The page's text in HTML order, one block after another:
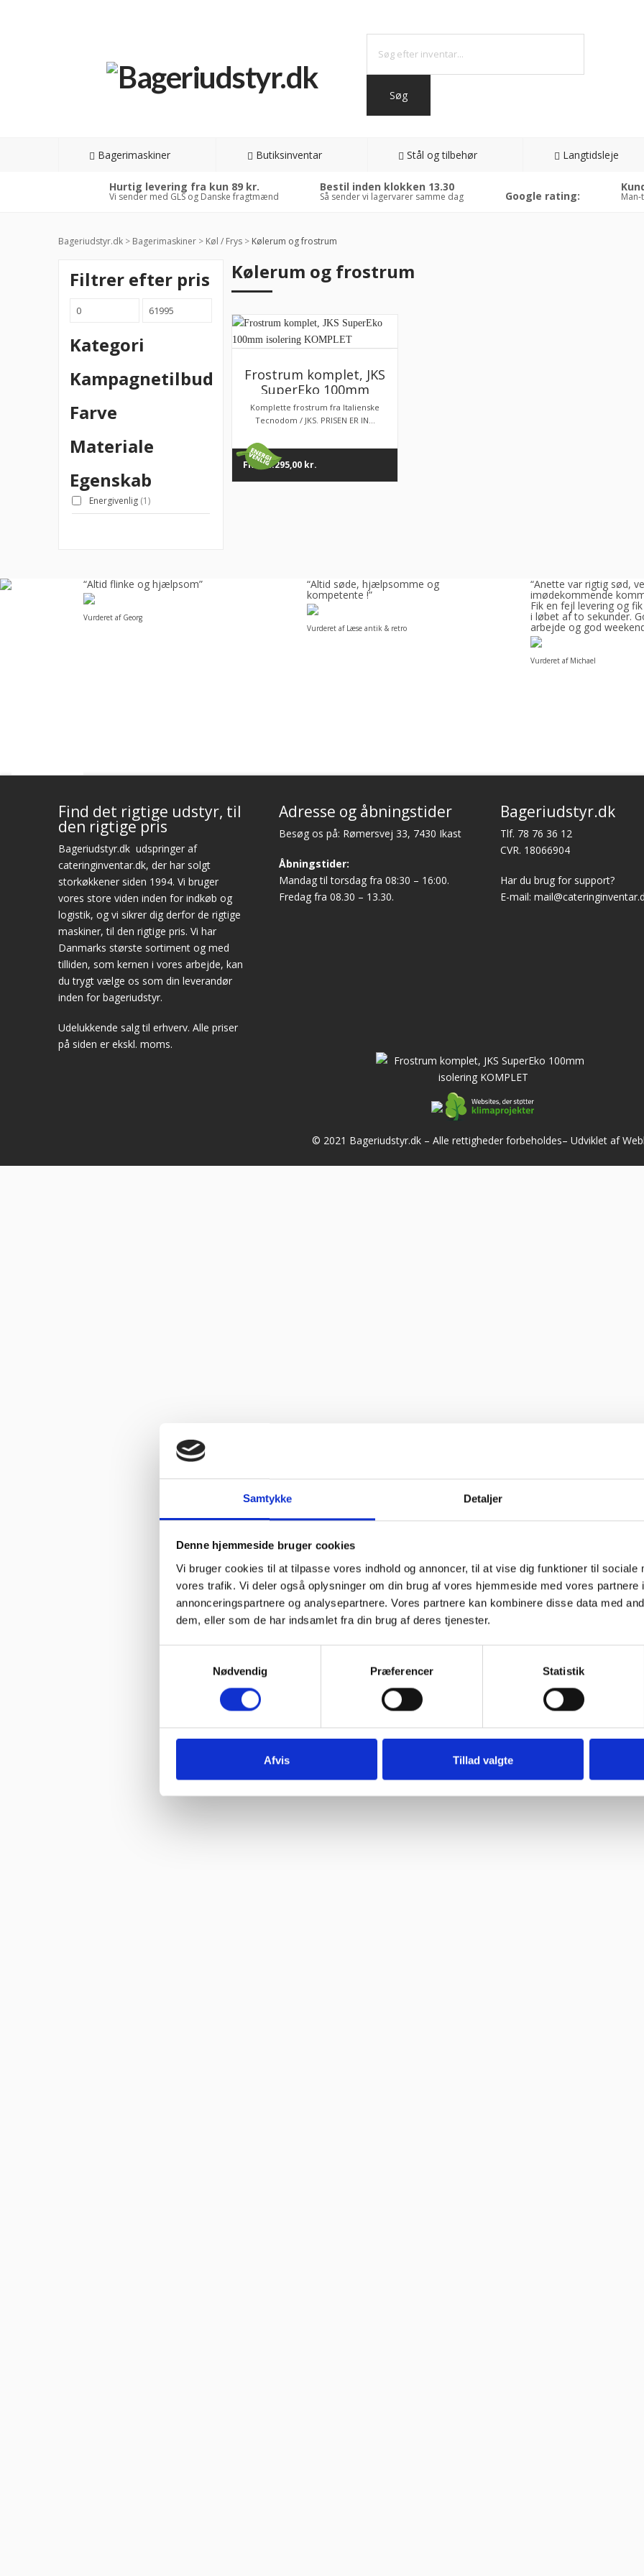
Samtykke Detaljer
Denne hjemmeside bruger cookies
Vi bruger cookies til at tilpasse vores indhold og annoncer, til at vise dig funktioner til sociale
vores trafik. Vi deler også oplysninger om din brug af vores hjemmeside med vores partnere
annonceringspartnere og analysepartnere. Vores partnere kan kombinere disse data med
dem, eller som de har indsamlet fra din brug af deres tjenester.
Nødvendig
Præferencer Statistik
Afvis Tillad valgte
Bagerimaskiner Butiksinventar Stål og tilbehør Langtidsleje
Hurtig levering fra kun 89 kr.
Vi sender med GLS og Danske fragtmænd
Bestil inden klokken 13.30
Så sender vi lagervarer samme dag Google rating:
Bageriudstyr.dk > Bagerimaskiner > Køl / Frys >Kølerum og frostrum
Kølerum og frostrum
Frostrum komplet, JKS
SuperEko 100mm
isolering KOMPLET
Komplette frostrum fra Italienske
Tecnodom / JKS. PRISEN ER IN...
FRA26.295,00 kr.
Filtrer efter pris
Kategori
Kampagnetilbud
Farve
Materiale
Egenskab
Energivenlig (1)
“Altid flinke og hjælpsom”
Vurderet af Georg
“Altid søde, hjælpsomme og
kompetente !”
Vurderet af Læse antik & retro
“Anette var rigtig sød,
imødekommende
Fik en fejl levering og
i løbet af to sekunder.
arbejde og god
Vurderet af Michael
Find det rigtige udstyr, til
den rigtige pris
Bageriudstyr.dk udspringer af
cateringinventar.dk, der har solgt
storkøkkener siden 1994. Vi bruger
vores store viden inden for indkøb og
logistik, og vi sikrer dig derfor de rigtige
maskiner, til den rigtige pris. Vi har
Danmarks største sortiment og med
tilliden, som kernen i vores arbejde, kan
du trygt vælge os som din leverandør
inden for bageriudstyr.
Udelukkende salg til erhverv. Alle priser
på siden er ekskl. moms.
Adresse og åbningstider
Besøg os på: Rømersvej 33, 7430 Ikast
Åbningstider:
Mandag til torsdag fra 08:30 – 16:00.
Fredag fra 08.30 – 13.30.
Bageriudstyr.dk
Tlf. 78 76 36 12
CVR. 18066904
Har du brug for support?
E-mail:
© 2021 Bageriudstyr.dk – Alle rettigheder forbeholdes– Udviklet af